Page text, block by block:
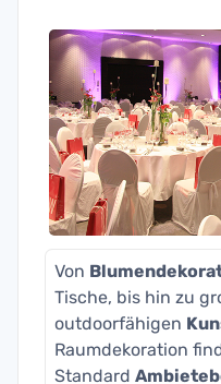
Von
Tische, bis hin zu
outdoorfähigen
Raumdekoration
Standard